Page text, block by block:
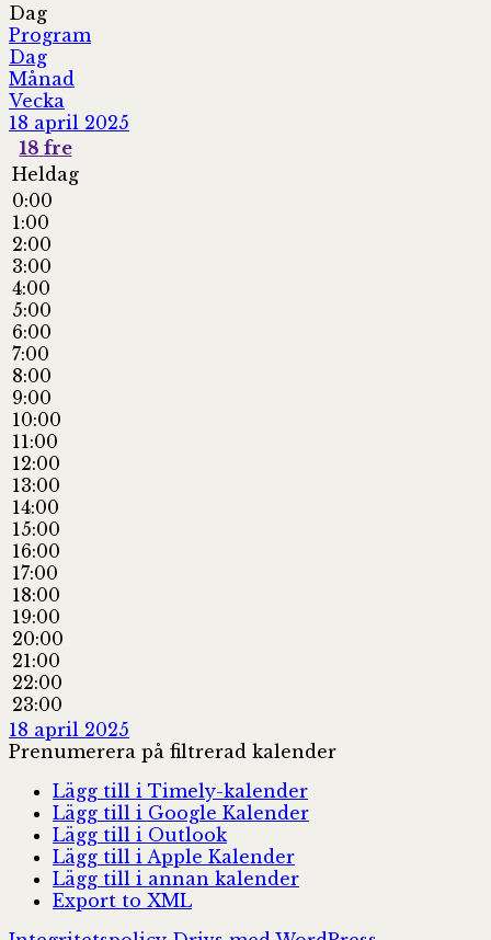
Dag
Program
Dag
Månad
Vecka
18 april 2025
18 fre
Heldag
0:00
1:00
2:00
3:00
4:00
5:00
6:00
7:00
8:00
9:00
10:00
11:00
12:00
13:00
14:00
15:00
16:00
17:00
18:00
19:00
20:00
21:00
22:00
23:00
18 april 2025
Prenumerera på filtrerad kalender
Lägg till i Timely-kalender
Lägg till i Google Kalender
Lägg till i Outlook
Lägg till i Apple Kalender
Lägg till i annan kalender
Export to XML